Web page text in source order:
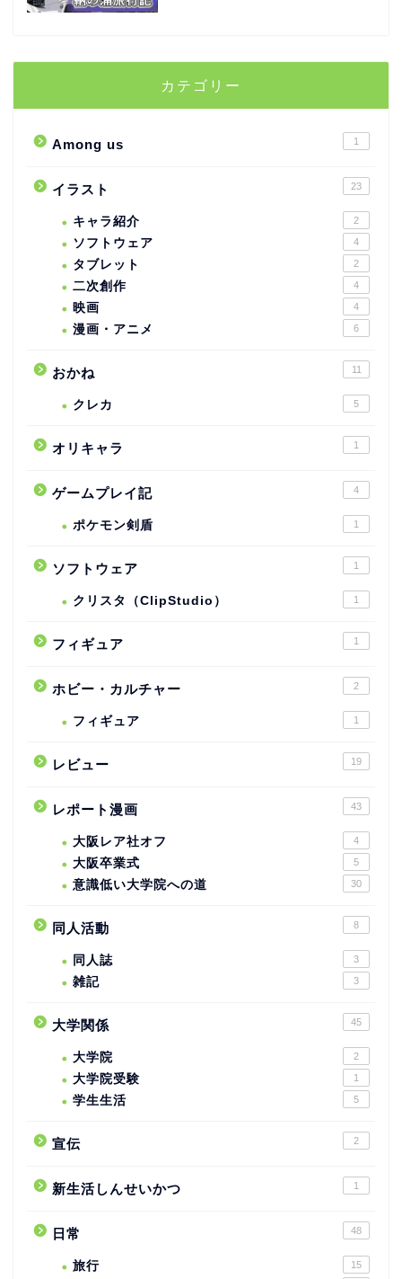
カテゴリー
Among us 1
イラスト 23
キャラ紹介 2
ソフトウェア 4
タブレット 2
二次創作 4
映画 4
漫画・アニメ 6
おかね 11
クレカ 5
オリキャラ 1
ゲームプレイ記 4
ポケモン剣盾 1
ソフトウェア 1
クリスタ（ClipStudio） 1
フィギュア 1
ホビー・カルチャー 2
フィギュア 1
レビュー 19
レポート漫画 43
大阪レア社オフ 4
大阪卒業式 5
意識低い大学院への道 30
同人活動 8
同人誌 3
雑記 3
大学関係 45
大学院 2
大学院受験 1
学生生活 5
宣伝 2
新生活しんせいかつ 1
日常 48
旅行 15